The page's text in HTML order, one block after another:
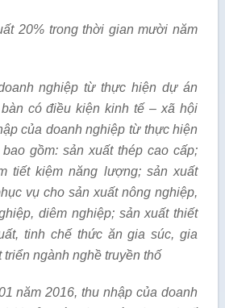
20% trong thời gian mười năm
nghiệp từ thực hiện dự án
có điều kiện kinh tế – xã hội
của doanh nghiệp từ thực hiện
gồm: sản xuất thép cao cấp;
tiết kiệm năng lượng; sản xuất
vụ cho sản xuất nông nghiệp,
diêm nghiệp; sản xuất thiết
tinh chế thức ăn gia súc, gia
triển ngành nghề truyền thố
năm 2016, thu nhập của doanh